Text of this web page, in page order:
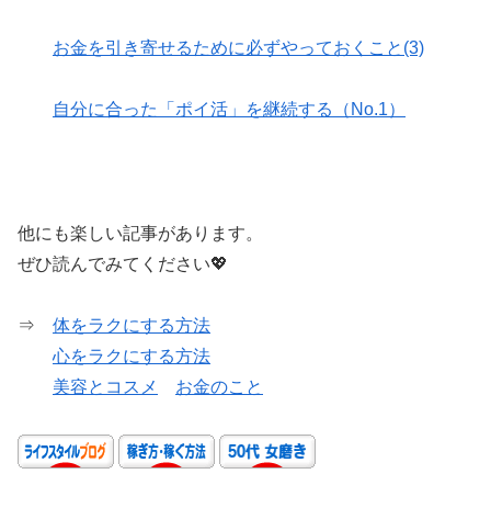
お金を引き寄せるために必ずやっておくこと(3)
自分に合った「ポイ活」を継続する（No.1）
他にも楽しい記事があります。
ぜひ読んでみてください💖
⇒ 体をラクにする方法
心をラクにする方法
美容とコスメ
お金のこと